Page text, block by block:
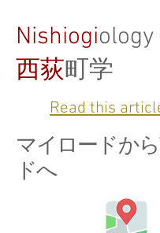
Nishiogiology
西荻町学
Read this
マイロードか
ドへ